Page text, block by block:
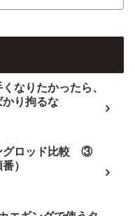
なりたかったら、
かり拘るな
グロッド比較 ③
）